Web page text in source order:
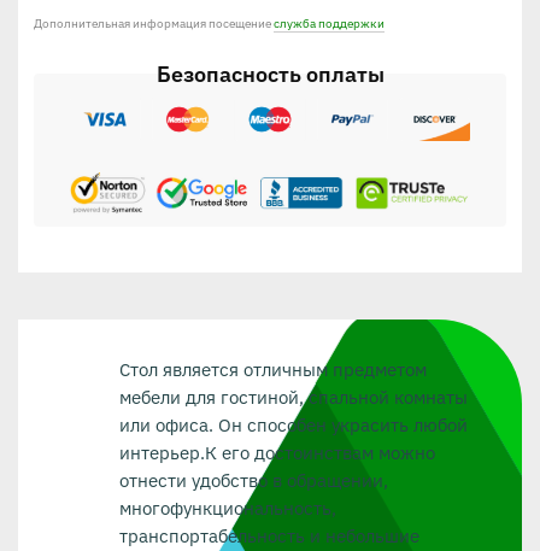
Дополнительная информация посещениеслужба поддержки
Безопасность оплаты
Стол является отличным предметом
мебели для гостиной, спальной комнаты
или офиса. Он способен украсить любой
интерьер.К его достоинствам можно
отнести удобство в обращении,
многофункциональность,
транспортабельность и небольшие